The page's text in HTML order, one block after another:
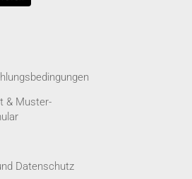
& Muster-
Datenschutz